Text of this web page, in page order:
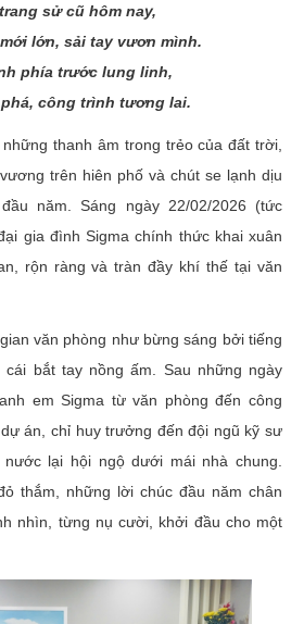
sử cũ hôm nay,
lớn, sải tay vươn mình.
phía trước lung linh,
công trình tương lai.
thanh âm trong trẻo của đất trời,
trên hiên phố và chút se lạnh dịu
năm. Sáng ngày 22/02/2026 (tức
gia đình Sigma chính thức khai xuân
rộn ràng và tràn đầy khí thế tại văn
văn phòng như bừng sáng bởi tiếng
bắt tay nồng ấm. Sau những ngày
em Sigma từ văn phòng đến công
án, chỉ huy trưởng đến đội ngũ kỹ sư
lại hội ngộ dưới mái nhà chung.
thắm, những lời chúc đầu năm chân
nhìn, từng nụ cười, khởi đầu cho một